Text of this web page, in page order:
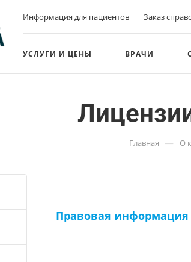
Информация для пациентов Заказ
УСЛУГИ И ЦЕНЫ ВРАЧИ
Главная — О
Правовая информация